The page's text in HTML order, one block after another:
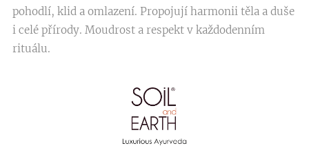
pohodlí, klid a omlazení. Propojují harmonii těla a duše
i celé přírody. Moudrost a respekt v každodenním
rituálu.